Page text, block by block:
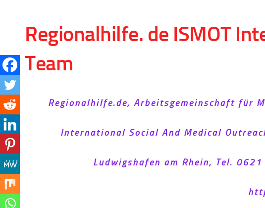
Regionalhilfe. de ISMOT
Team
Regionalhilfe.de, Arbeitsgemeinschaft für
International Social And Medical
Ludwigshafen am Rhein, Tel.